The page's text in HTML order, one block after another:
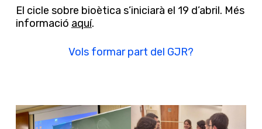
El cicle sobre bioètica s’iniciarà el 19 d’abril. Més
informació aquí.
Vols formar part del GJR?